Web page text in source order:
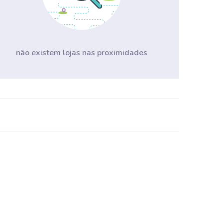
não existem lojas nas proximidades